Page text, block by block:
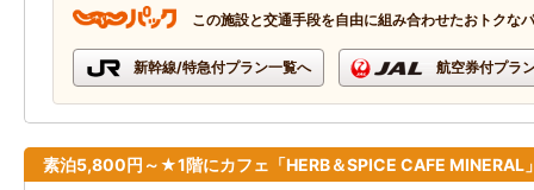
この施設と交通手段を自由に組み合わせたおトクな
新幹線/特急付プラン一覧へ 航空券付プラ
素泊5,800円～★1階にカフェ「HERB＆SPICE CAFE MINERAL